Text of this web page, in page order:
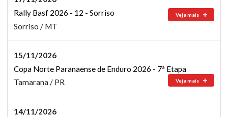
Rally Basf 2026 - 12 - Sorriso
Veja mais
Sorriso / MT
15/11/2026
Copa Norte Paranaense de Enduro 2026 - 7ª Etapa
Veja mais
Tamarana / PR
14/11/2026